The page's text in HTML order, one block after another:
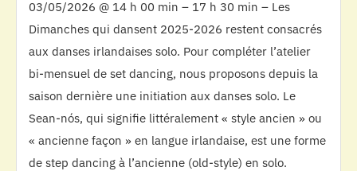
03/05/2026 @ 14 h 00 min – 17 h 30 min – Les
Dimanches qui dansent 2025-2026 restent consacrés
aux danses irlandaises solo. Pour compléter l’atelier
bi-mensuel de set dancing, nous proposons depuis la
saison dernière une initiation aux danses solo. Le
Sean-nós, qui signifie littéralement « style ancien » ou
« ancienne façon » en langue irlandaise, est une forme
de step dancing à l’ancienne (old-style) en solo.